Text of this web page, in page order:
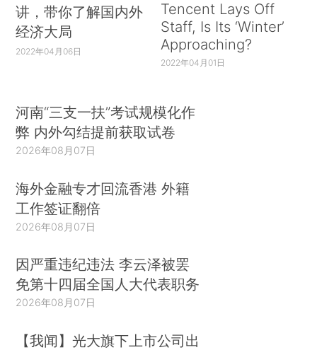
讲，带你了解国内外
经济大局
2022年04月06日
Tencent Lays Off
Staff, Is Its ‘Winter’
Approaching?
2022年04月01日
河南“三支一扶”考试规模化作
弊 内外勾结提前获取试卷
2026年08月07日
海外金融专才回流香港 外籍
工作签证翻倍
2026年08月07日
因严重违纪违法 李云泽被罢
免第十四届全国人大代表职务
2026年08月07日
【我闻】光大旗下上市公司出